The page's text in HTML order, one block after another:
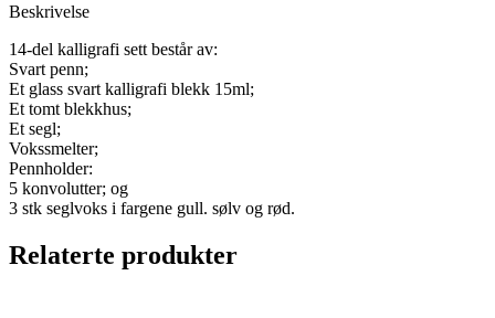
Beskrivelse
14-del kalligrafi sett består av:
Svart penn;
Et glass svart kalligrafi blekk 15ml;
Et tomt blekkhus;
Et segl;
Vokssmelter;
Pennholder:
5 konvolutter; og
3 stk seglvoks i fargene gull. sølv og rød.
Relaterte produkter